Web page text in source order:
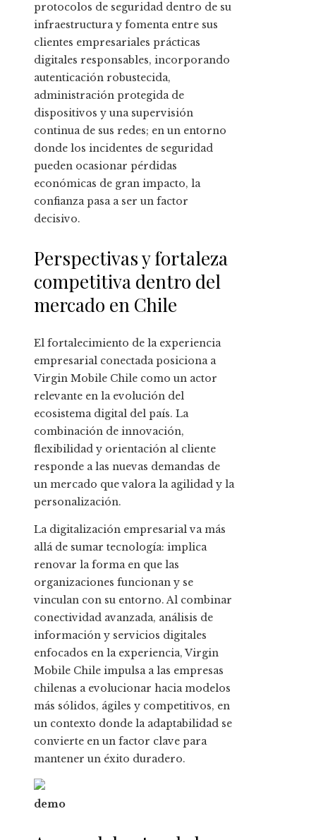
protocolos de seguridad dentro de su
infraestructura y fomenta entre sus
clientes empresariales prácticas
digitales responsables, incorporando
autenticación robustecida,
administración protegida de
dispositivos y una supervisión
continua de sus redes; en un entorno
donde los incidentes de seguridad
pueden ocasionar pérdidas
económicas de gran impacto, la
confianza pasa a ser un factor
decisivo.
Perspectivas y fortaleza
competitiva dentro del
mercado en Chile
El fortalecimiento de la experiencia
empresarial conectada posiciona a
Virgin Mobile Chile como un actor
relevante en la evolución del
ecosistema digital del país. La
combinación de innovación,
flexibilidad y orientación al cliente
responde a las nuevas demandas de
un mercado que valora la agilidad y la
personalización.
La digitalización empresarial va más
allá de sumar tecnología: implica
renovar la forma en que las
organizaciones funcionan y se
vinculan con su entorno. Al combinar
conectividad avanzada, análisis de
información y servicios digitales
enfocados en la experiencia, Virgin
Mobile Chile impulsa a las empresas
chilenas a evolucionar hacia modelos
más sólidos, ágiles y competitivos, en
un contexto donde la adaptabilidad se
convierte en un factor clave para
mantener un éxito duradero.
demo